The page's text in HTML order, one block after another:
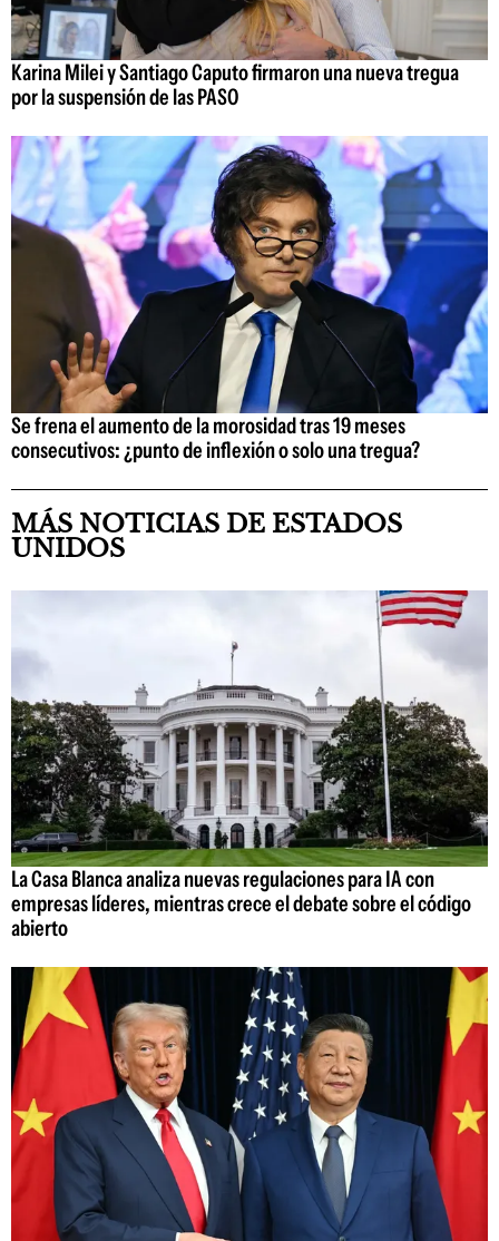
Karina Milei y Santiago Caputo firmaron una nueva tregua
por la suspensión de las PASO
Se frena el aumento de la morosidad tras 19 meses
consecutivos: ¿punto de inflexión o solo una tregua?
MÁS NOTICIAS DE ESTADOS
UNIDOS
La Casa Blanca analiza nuevas regulaciones para IA con
empresas líderes, mientras crece el debate sobre el código
abierto